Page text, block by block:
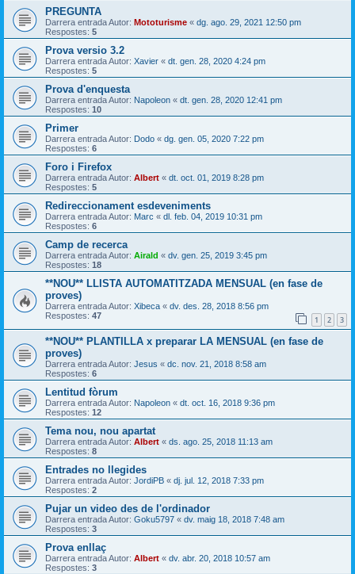
PREGUNTA
Darrera entrada Autor: Mototurisme « dg. ago. 29, 2021 12:50 pm
Respostes: 5
Prova versio 3.2
Darrera entrada Autor: Xavier « dt. gen. 28, 2020 4:24 pm
Respostes: 5
Prova d'enquesta
Darrera entrada Autor: Napoleon « dt. gen. 28, 2020 12:41 pm
Respostes: 10
Primer
Darrera entrada Autor: Dodo « dg. gen. 05, 2020 7:22 pm
Respostes: 6
Foro i Firefox
Darrera entrada Autor: Albert « dt. oct. 01, 2019 8:28 pm
Respostes: 5
Redireccionament esdeveniments
Darrera entrada Autor: Marc « dl. feb. 04, 2019 10:31 pm
Respostes: 6
Camp de recerca
Darrera entrada Autor: Airald « dv. gen. 25, 2019 3:45 pm
Respostes: 18
**NOU** LLISTA AUTOMATITZADA MENSUAL (en fase de
proves)
Darrera entrada Autor: Xibeca « dv. des. 28, 2018 8:56 pm
Respostes: 47 1 2 3
**NOU** PLANTILLA x preparar LA MENSUAL (en fase de
proves)
Darrera entrada Autor: Jesus « dc. nov. 21, 2018 8:58 am
Respostes: 6
Lentitud fòrum
Darrera entrada Autor: Napoleon « dt. oct. 16, 2018 9:36 pm
Respostes: 12
Tema nou, nou apartat
Darrera entrada Autor: Albert « ds. ago. 25, 2018 11:13 am
Respostes: 8
Entrades no llegides
Darrera entrada Autor: JordiPB « dj. jul. 12, 2018 7:33 pm
Respostes: 2
Pujar un video des de l'ordinador
Darrera entrada Autor: Goku5797 « dv. maig 18, 2018 7:48 am
Respostes: 3
Prova enllaç
Darrera entrada Autor: Albert « dv. abr. 20, 2018 10:57 am
Respostes: 3